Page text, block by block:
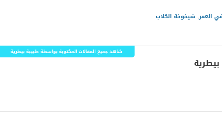
العمر,شيخوخة الكلاب
شاهد جميع المقالات المكتوبة بواسطة طبيبة بيطرية